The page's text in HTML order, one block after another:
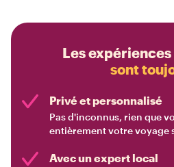
Les
sont
Privé et personnalisé
Pas d'inconnus, rien que
entièrement votre voyage
Avec un expert local